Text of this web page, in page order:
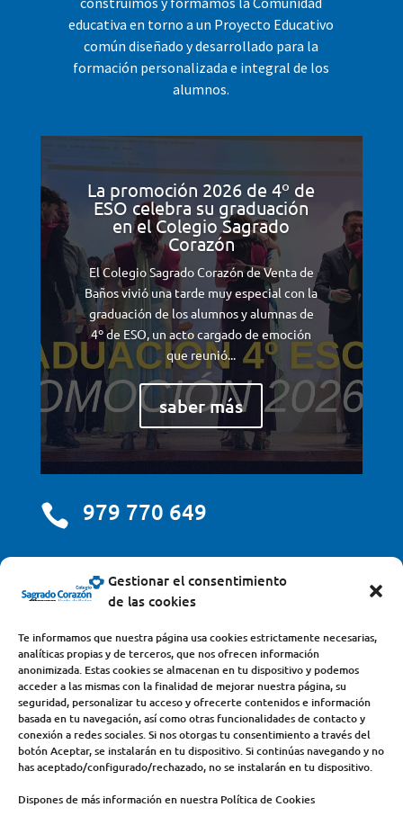
Gestionar el consentimiento
de las cookies
Te informamos que nuestra página usa cookies estrictamente necesarias,
analíticas propias y de terceros, que nos ofrecen información
anonimizada. Estas cookies se almacenan en tu dispositivo y podemos
acceder a las mismas con la finalidad de mejorar nuestra página, su
seguridad, personalizar tu acceso y ofrecerte contenidos e información
basada en tu navegación, así como otras funcionalidades de contacto y
conexión a redes sociales. Si nos otorgas tu consentimiento a través del
botón Aceptar, se instalarán en tu dispositivo. Si continúas navegando y no
has aceptado/configurado/rechazado, no se instalarán en tu dispositivo.
Dispones de más información en nuestra Política de Cookies
educativa en torno a un Proyecto Educativo
común diseñado y desarrollado para la
formación personalizada e integral de los
alumnos.
La promoción 2026 de 4º de
ESO celebra su graduación
en el Colegio Sagrado
Corazón
El Colegio Sagrado Corazón de Venta de
Baños vivió una tarde muy especial con la
graduación de los alumnos y alumnas de
4º de ESO, un acto cargado de emoción
que reunió...
saber más
 979 770 649
centro@scjdehon.com
Colegio y Seminario Sagrado Corazón
Avda. Castilla y León, s/n – 34200 – Venta de Baños
(Palencia) – Teléfono 979770649